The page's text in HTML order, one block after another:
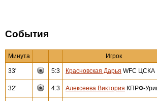
События
Минута Игрок
33' 5:3 Красновская Дарья WFC ЦСКА
32' 4:3 Алексеева Виктория КПРФ-